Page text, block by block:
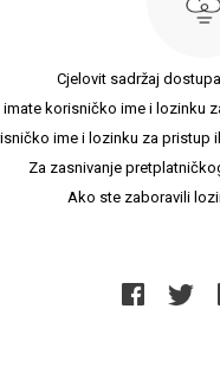
Cjelovit sadržaj
korisničko ime i lozinku
ime i lozinku za pristup
Za zasnivanje
Ako ste zaboravili